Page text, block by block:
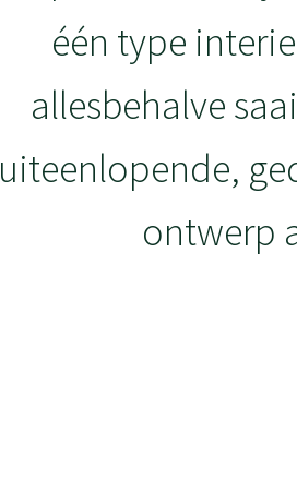
één type
allesbehalve
uiteenlopende,
ontwerp